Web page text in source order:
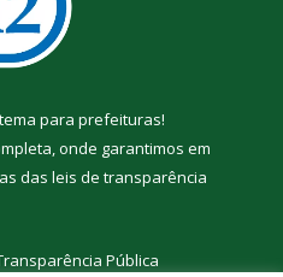
para prefeituras!
onde garantimos em
das leis de transparência
Pública